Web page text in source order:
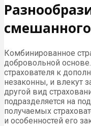
Комбинированное
добровольной
страхователя к
незаконны, и влекут
другой вид
подразделяется на
получаемых
и особенностей его